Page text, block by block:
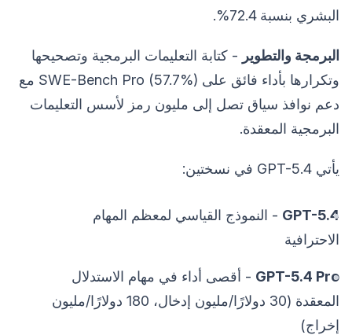
البشري بنسبة 72.4%.
البرمجة والتطوير - كتابة التعليمات البرمجية وتصحيحها
وتكرارها بأداء فائق على SWE-Bench Pro (57.7%) مع
دعم نوافذ سياق تصل إلى مليون رمز لأسس التعليمات
البرمجية المعقدة.
يأتي GPT-5.4 في نسختين:
GPT-5.4 - النموذج القياسي لمعظم المهام
الاحترافية
GPT-5.4 Pro - أقصى أداء في مهام الاستدلال
المعقدة (30 دولارًا/مليون إدخال، 180 دولارًا/مليون
إخراج)